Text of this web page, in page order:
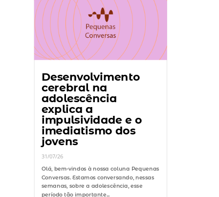
Desenvolvimento
cerebral na
adolescência
explica a
impulsividade e o
imediatismo dos
jovens
31/07/26
Olá, bem-vindos à nossa coluna Pequenas
Conversas. Estamos conversando, nessas
semanas, sobre a adolescência, esse
período tão importante...